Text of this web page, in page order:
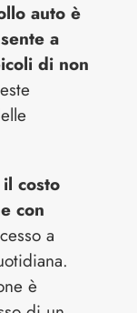
auto è
a
di non
costo
con
a
è